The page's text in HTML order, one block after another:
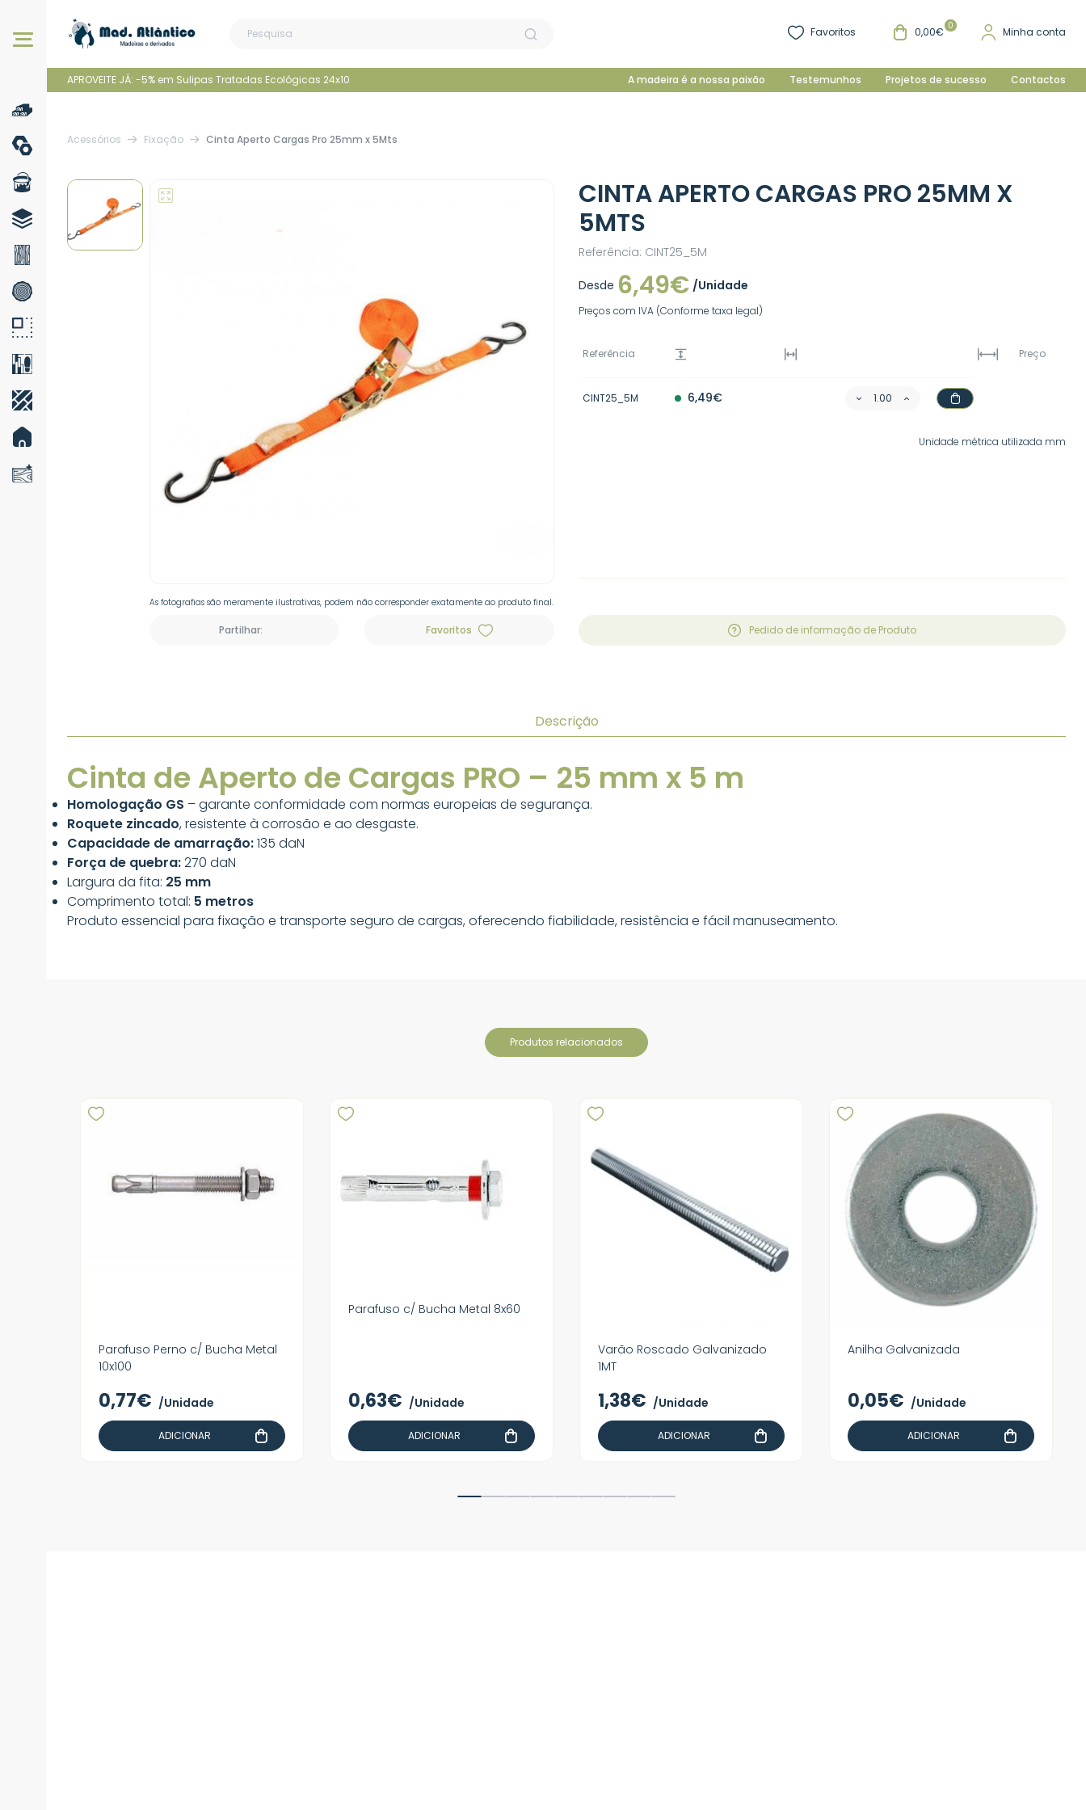
Favoritos 0,00€ 0 Minha conta
APROVEITE JÁ: -5% em Sulipas Tratadas Ecológicas 24x10 A madeira é a nossa paixão Testemunhos Projetos de sucesso Contactos
Os nossos produtos
Acessórios Fixação Cinta Aperto Cargas Pro 25mm x 5Mts
As fotografias são meramente ilustrativas, podem não corresponder exatamente ao produto final.
Partilhar: Favoritos
CINTA APERTO CARGAS PRO 25MM X
5MTS
Referência: CINT25_5M
Desde 6,49€ /Unidade
Preços com IVA (Conforme taxa legal)
Referência Preço
CINT25_5M 6,49€
Unidade métrica utilizada mm
Pedido de informação de Produto
Descrição
Cinta de Aperto de Cargas PRO – 25 mm x 5 m
Homologação GS – garante conformidade com normas europeias de segurança.
Roquete zincado, resistente à corrosão e ao desgaste.
Capacidade de amarração:135 daN
Força de quebra:270 daN
Largura da fita: 25 mm
Comprimento total: 5 metros
Produto essencial para fixação e transporte seguro de cargas, oferecendo fiabilidade, resistência e fácil manuseamento.
produtos relacionados
Parafuso Perno c/ Bucha Metal
10x100
0,77€ /Unidade
ADICIONAR
Parafuso c/ Bucha Metal 8x60
0,63€ /Unidade
ADICIONAR
Varão Roscado Galvanizado
1MT
1,38€ /Unidade
ADICIONAR
Anilha Galvanizada
0,05€ /Unidade
ADICIONAR